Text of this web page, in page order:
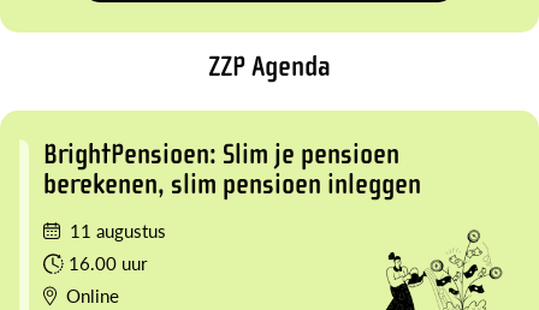
ZZP Agenda
BrightPensioen: Slim je pensioen
berekenen, slim pensioen inleggen
11 augustus
16.00 uur
Online